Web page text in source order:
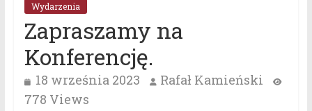
Wydarzenia
Zapraszamy na
Konferencję.
18 września 2023
Rafał Kamieński
778 Views